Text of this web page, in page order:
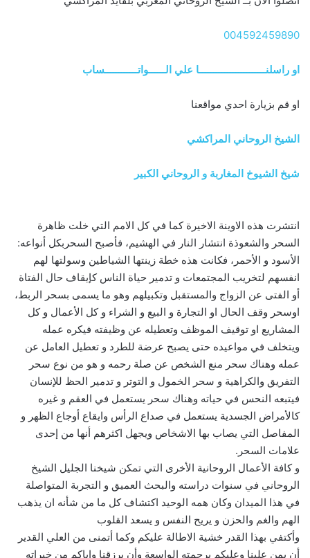
004592459890
او راسلنــــــــــــــــــــــــا علي الــــــواتــــــــــــساب
او قم بزيارة احدي مواقعنا
الشيخ الروحاني المراكشي
شيخ الشيوخ المغاربة و الروحاني الكبير
انتشرت هذه الاوينة الاخيرة كما في كل الامم التي خلت ظاهرة
السحر والشعوذة انتشار النار في الهشيم، فأصبح السحربكل أنواعه:
الأسود و الأحمر، فكانت هذه خطة زينتها الشياطين وسولتها لهم
انفسهم لتخريب المجتمعات و تدمير حياة الناس كإيقاف حال الفتاة
أو الفتى عن الزواج والمستقبل وتكبيلهم وهو ما يسمى بسحر الربط،
اوسحر وقف الحال او التجارة و البيع و الشراء و كل الأعمال و كل
المشاريع او توقيف الموظف وتعطيله عن وظيفته فيكره عمله
ويتخلف في مواعيده حتى يصبح عرضة للطرد و تعطيل العامل عن
عمله وهناك سحر منع الشخص عن صلة رحمه و هو من نوع سحر
التفريق والكراهية و سحر الخمول و التوتر و تدمير الحظ للإنسان
فيتبعه النحس في حياته وهناك سحر يستعمل في العقم و غيره
كالأمراض الجسدية يستعمل في صداع الرأس وايقاع أوجاع الظهر و
المفاصل التي يصاب بها الاشخاص ويجهل اكثرهم أنها من إحدى
علامات السحر.
و كافة الأعمال الروحانية الأخرى التي تمكن شيخنا الجليل الشيخ
الروحاني في سنوات دراسته والبحث العميق و التجربة المتواصلة
في هذا الميدان وكان همه الوحيد اكتشاف كل ما من شأنه ان يذهب
الهم والغم والحزن و يريح النفس و يسعد القلوب
وأكتفي بهذا القدر خشية الاطالة عليكم وكما أتمنى من العلي القدير
أن يمن علينا وعليكم برحمته الواسعة وأن يرزقنا واياكم من خيراته